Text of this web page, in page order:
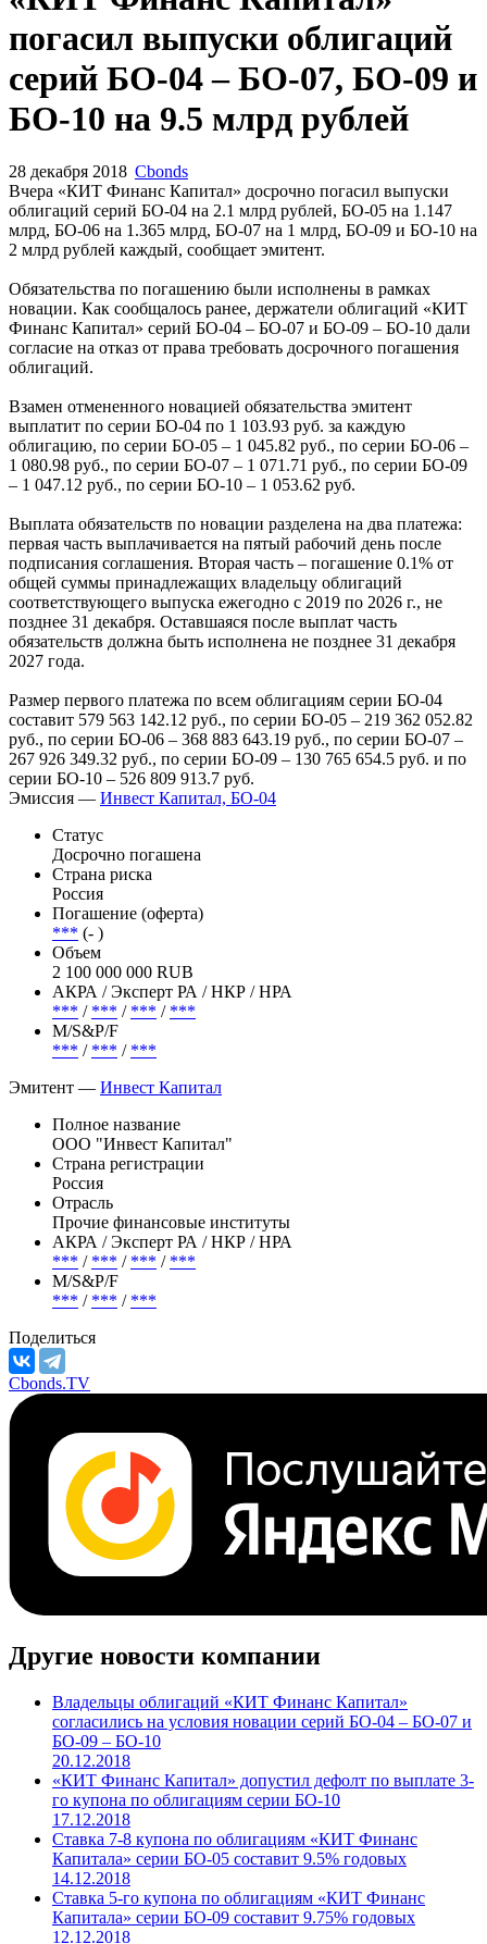
«КИТ Финанс Капитал»
погасил выпуски облигаций
БО-10 на 9.5 млрд рублей
28 декабря 2018 Cbonds
облигаций серий БО-04 на 2.1 млрд рублей, БО-05 на 1.147
млрд, БО-06 на 1.365 млрд, БО-07 на 1 млрд, БО-09 и БО-10 на
2 млрд рублей каждый, сообщает эмитент.
Обязательства по погашению были исполнены в рамках
Финанс Капитал» серий БО-04 – БО-07 и БО-09 – БО-10 дали
согласие на отказ от права требовать досрочного погашения
облигаций.
Взамен отмененного новацией обязательства эмитент
облигацию, по серии БО-05 – 1 045.82 руб., по серии БО-06 –
1 080.98 руб., по серии БО-07 – 1 071.71 руб., по серии БО-09
– 1 047.12 руб., по серии БО-10 – 1 053.62 руб.
Выплата обязательств по новации разделена на два платежа:
первая часть выплачивается на пятый рабочий день после
подписания соглашения. Вторая часть – погашение 0.1% от
общей суммы принадлежащих владельцу облигаций
позднее 31 декабря. Оставшаяся после выплат часть
обязательств должна быть исполнена не позднее 31 декабря
2027 года.
Размер первого платежа по всем облигациям серии БО-04
составит 579 563 142.12 руб., по серии БО-05 – 219 362 052.82
267 926 349.32 руб., по серии БО-09 – 130 765 654.5 руб. и по
серии БО-10 – 526 809 913.7 руб.
Эмиссия —Инвест Капитал, БО-04
Статус
Досрочно погашена
Страна риска
Россия
Погашение (оферта)
*** (- )
Объем
2 100 000 000 RUB
*** /***/*** /***
***/***/***
Эмитент —Инвест Капитал
Полное название
ООО "Инвест Капитал"
Страна регистрации
Россия
Отрасль
Прочие финансовые институты
***/***
М/S&P/F
***/
Поделиться
Cbonds.TV
Другие новости компании
Владельцы облигаций «КИТ Финанс Капитал»
согласились на условия новации серий БО-04 – БО-07 и
БО-09 – БО-10
20.12.2018
«КИТ Финанс Капитал» допустил дефолт по выплате 3-
го купона по облигациям серии БО-10
17.12.2018
Ставка 7-8 купона по облигациям «КИТ Финанс
Капитала» серии БО-05 составит 9.5% годовых